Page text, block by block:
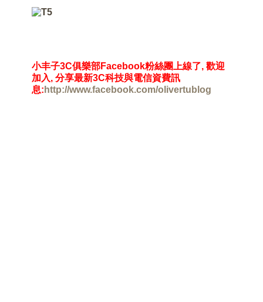
小丰子3C俱樂部Facebook粉絲團上線了, 歡迎
加入, 分享最新3C科技與電信資費訊
息: http://www.facebook.com/olivertublog